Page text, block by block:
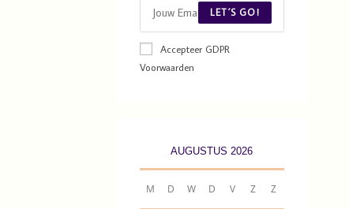
LET´S GO!
Accepteer GDPR
Voorwaarden
AUGUSTUS 2026
M D W D V Z Z